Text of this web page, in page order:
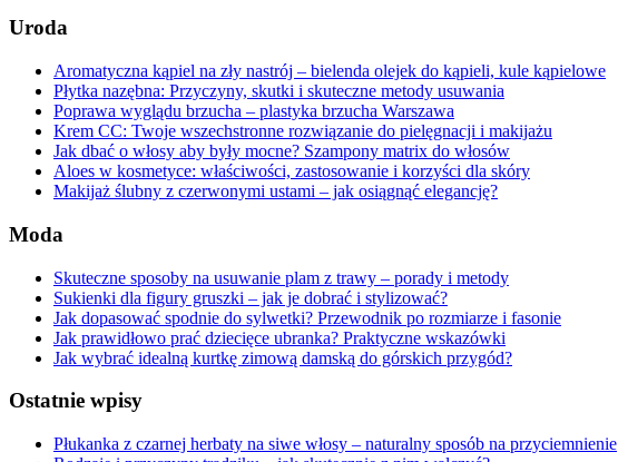
Uroda
Aromatyczna kąpiel na zły nastrój – bielenda olejek do kąpieli, kule kąpielowe
Płytka nazębna: Przyczyny, skutki i skuteczne metody usuwania
Poprawa wyglądu brzucha – plastyka brzucha Warszawa
Krem CC: Twoje wszechstronne rozwiązanie do pielęgnacji i makijażu
Jak dbać o włosy aby były mocne? Szampony matrix do włosów
Aloes w kosmetyce: właściwości, zastosowanie i korzyści dla skóry
Makijaż ślubny z czerwonymi ustami – jak osiągnąć elegancję?
Moda
Skuteczne sposoby na usuwanie plam z trawy – porady i metody
Sukienki dla figury gruszki – jak je dobrać i stylizować?
Jak dopasować spodnie do sylwetki? Przewodnik po rozmiarze i fasonie
Jak prawidłowo prać dziecięce ubranka? Praktyczne wskazówki
Jak wybrać idealną kurtkę zimową damską do górskich przygód?
Ostatnie wpisy
Płukanka z czarnej herbaty na siwe włosy – naturalny sposób na przyciemnienie